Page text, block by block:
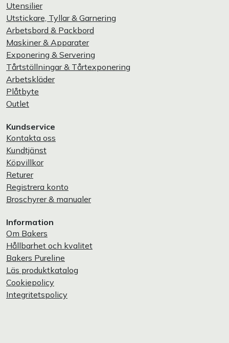
Utensilier
Utstickare, Tyllar & Garnering
Arbetsbord & Packbord
Maskiner & Apparater
Exponering & Servering
Tårtställningar & Tårtexponering
Arbetskläder
Plåtbyte
Outlet
Kundservice
Kontakta oss
Kundtjänst
Köpvillkor
Returer
Registrera konto
Broschyrer & manualer
Information
Om Bakers
Hållbarhet och kvalitet
Bakers Pureline
Läs produktkatalog
Cookiepolicy
Integritetspolicy